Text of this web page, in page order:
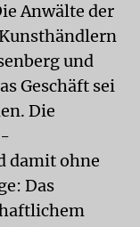
Anwälte der
und
Geschäft sei
Die
damit ohne
Das